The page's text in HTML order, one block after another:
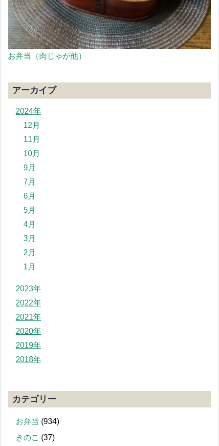
お弁当（肉じゃが他）
アーカイブ
2024年
12月
11月
10月
9月
7月
6月
5月
4月
3月
2月
1月
2023年
2022年
2021年
2020年
2019年
2018年
カテゴリー
お弁当 (934)
きのこ (37)